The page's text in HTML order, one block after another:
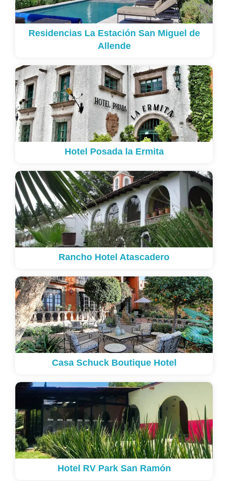
Residencias La Estación San Miguel de
Allende
Hotel Posada la Ermita
Rancho Hotel Atascadero
Casa Schuck Boutique Hotel
Hotel RV Park San Ramón